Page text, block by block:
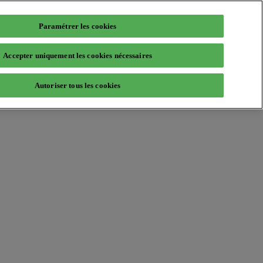
Paramétrer les cookies
Accepter uniquement les cookies nécessaires
Autoriser tous les cookies